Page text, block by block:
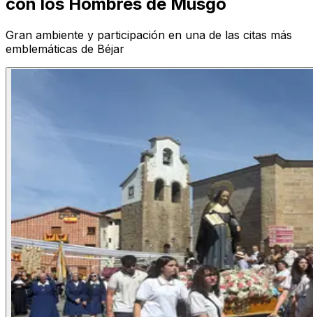
Gran ambiente y participación en una de las citas más
emblemáticas de Béjar